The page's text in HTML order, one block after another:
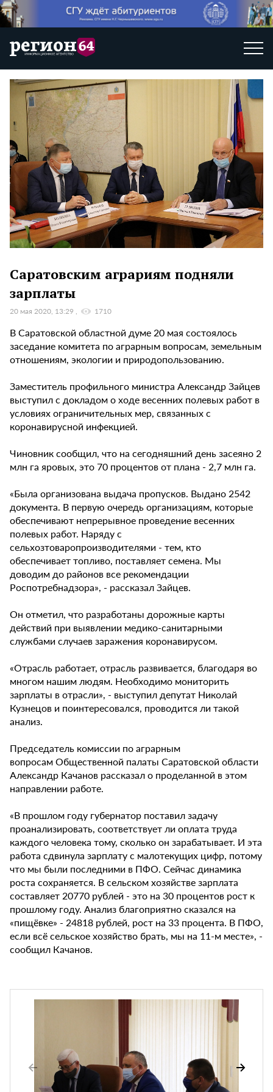
Саратовским аграриям подняли
зарплаты
20 мая 2020, 13:29 1710
В Саратовской областной думе 20 мая состоялось
заседание комитета по аграрным вопросам, земельным
отношениям, экологии и природопользованию.
Заместитель профильного министра Александр Зайцев
выступил с докладом о ходе весенних полевых работ в
условиях ограничительных мер, связанных с
коронавирусной инфекцией.
Чиновник сообщил, что на сегодняшний день засеяно 2
млн га яровых, это 70 процентов от плана - 2,7 млн га.
«Была организована выдача пропусков. Выдано 2542
документа. В первую очередь организациям, которые
обеспечивают непрерывное проведение весенних
полевых работ. Наряду с
сельхозтоваропроизводителями - тем, кто
обеспечивает топливо, поставляет семена. Мы
доводим до районов все рекомендации
Роспотребнадзора», - рассказал Зайцев.
Он отметил, что разработаны дорожные карты
действий при выявлении медико-санитарными
службами случаев заражения коронавирусом.
«Отрасль работает, отрасль развивается, благодаря во
многом нашим людям. Необходимо мониторить
зарплаты в отрасли», - выступил депутат Николай
Кузнецов и поинтересовался, проводится ли такой
анализ.
Председатель комиссии по аграрным
вопросам Общественной палаты Саратовской области
Александр Качанов рассказал о проделанной в этом
направлении работе.
«В прошлом году губернатор поставил задачу
проанализировать, соответствует ли оплата труда
каждого человека тому, сколько он зарабатывает. И эта
работа сдвинула зарплату с малотекущих цифр, потому
что мы были последними в ПФО. Сейчас динамика
роста сохраняется. В сельском хозяйстве зарплата
составляет 20770 рублей - это на 30 процентов рост к
прошлому году. Анализ благоприятно сказался на
«пищёвке» - 24818 рублей, рост на 33 процента. В ПФО,
если всё сельское хозяйство брать, мы на 11-м месте», -
сообщил Качанов.